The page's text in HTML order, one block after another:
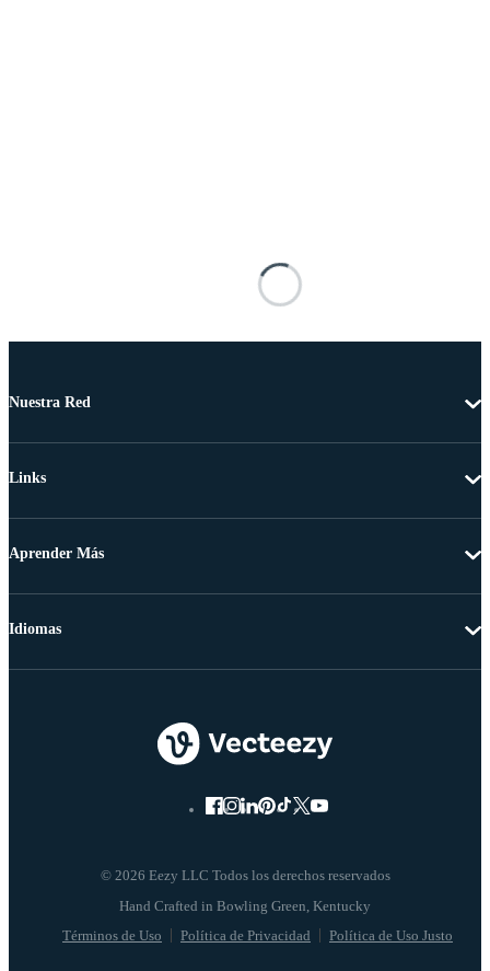
Nuestra Red
Links
Aprender Más
© 2026 Eezy LLC Todos los derechos reservados
Términos de Uso Política de Privacidad Política de Uso Justo
Idiomas